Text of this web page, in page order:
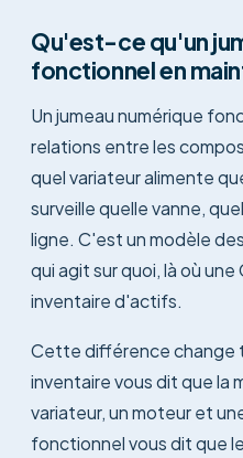
Qu'est-ce qu'un
fonctionnel en
Un jumeau numérique
relations entre les
quel variateur alimente
surveille quelle vanne,
ligne. C'est un modèle
qui agit sur quoi, là où une
inventaire d'actifs.
Cette différence change
inventaire vous dit que la
variateur, un moteur et
fonctionnel vous dit que